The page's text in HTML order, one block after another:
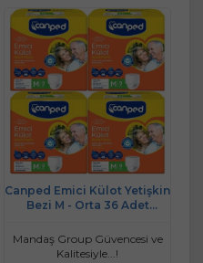
Canped Emici Külot Yetişkin
Bezi M - Orta 36 Adet
Mandaş Group Güvencesi ve
Kalitesiyle...!